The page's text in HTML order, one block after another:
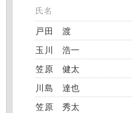
氏名
戸田 渡
玉川 浩一
笠原 健太
川島 達也
笠原 秀太